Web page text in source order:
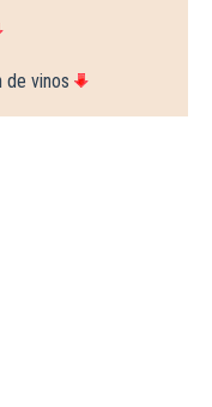
de vinos